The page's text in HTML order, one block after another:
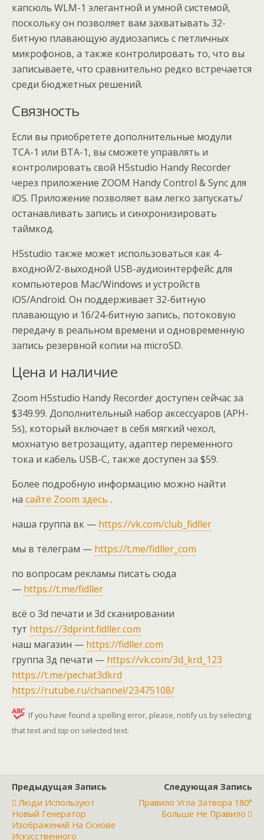
капсюль WLM-1 элегантной и умной системой,
поскольку он позволяет вам захватывать 32-
битную плавающую аудиозапись с петличных
микрофонов, а также контролировать то, что вы
записываете, что сравнительно редко встречается
среди бюджетных решений.
Связность
Если вы приобретете дополнительные модули
TCA-1 или BTA-1, вы сможете управлять и
контролировать свой H5studio Handy Recorder
через приложение ZOOM Handy Control & Sync для
iOS. Приложение позволяет вам легко запускать/
останавливать запись и синхронизировать
таймкод.
H5studio также может использоваться как 4-
входной/2-выходной USB-аудиоинтерфейс для
компьютеров Mac/Windows и устройств
iOS/Android. Он поддерживает 32-битную
плавающую и 16/24-битную запись, потоковую
передачу в реальном времени и одновременную
запись резервной копии на microSD.
Цена и наличие
Zoom H5studio Handy Recorder доступен сейчас за
$349.99. Дополнительный набор аксессуаров (APH-
5s), который включает в себя мягкий чехол,
мохнатую ветрозащиту, адаптер переменного
тока и кабель USB-C, также доступен за $59.
Более подробную информацию можно найти
на сайте Zoom здесь .
наша группа вк — https://vk.com/club_fidller
мы в телеграм — https://t.me/fidller_com
по вопросам рекламы писать сюда
— https://t.me/fidller
всё о 3d печати и 3d сканировании
тут https://3dprint.fidller.com
наш магазин — https://fidller.com
группа 3д печати — https://vk.com/3d_krd_123
https://t.me/pechat3dkrd
https://rutube.ru/channel/23475108/
If you have found a spelling error, please, notify us by selecting
that text and tap on selected text.
Предыдущая Запись
Люди Используют
Новый Генератор
Изображений На Основе
Искусственного
Следующая Запись
Правило Угла Затвора 180°
Больше Не Правило